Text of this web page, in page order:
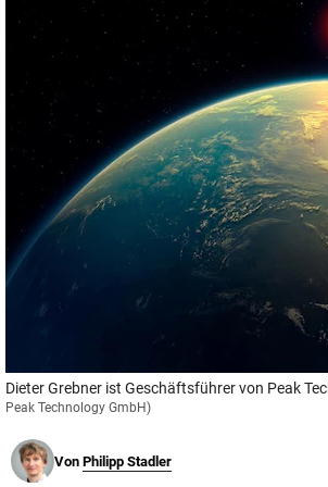
© Krone Multimedia GmbH & Co KG 2026
Muthgasse 2, 1190 Wien
Dieter Grebner ist Geschäftsführer von Peak
Peak Technology GmbH)
Von Philipp Stadler